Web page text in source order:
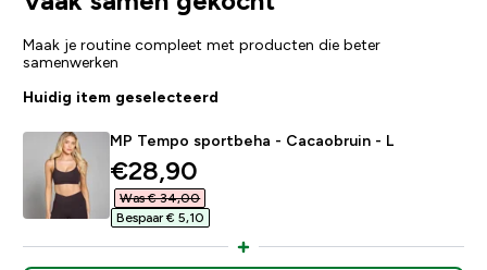
Maak je routine compleet met producten die beter
samenwerken
Huidig item geselecteerd
MP Tempo sportbeha - Cacaobruin - L
discounted price
€28,90‎
Was € 34,00‎
Bespaar € 5,10‎